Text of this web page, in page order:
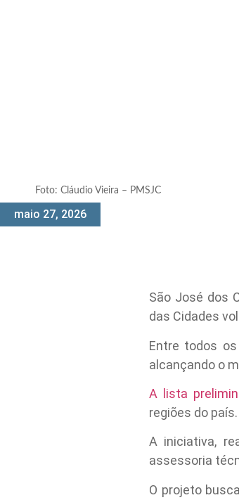
Foto: Cláudio Vieira – PMSJC
maio 27, 2026
São José dos
das Cidades
Entre todos
alcançando o
A lista
regiões do país.
A iniciativa,
assessoria
O projeto